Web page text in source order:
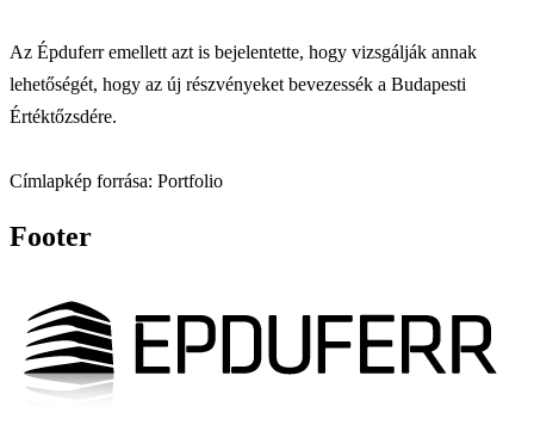
Az Épduferr emellett azt is bejelentette, hogy vizsgálják annak
lehetőségét, hogy az új részvényeket bevezessék a Budapesti
Értéktőzsdére.
Címlapkép forrása: Portfolio
Footer